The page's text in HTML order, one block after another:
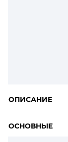
ОПИСАНИЕ
ОСНОВНЫЕ